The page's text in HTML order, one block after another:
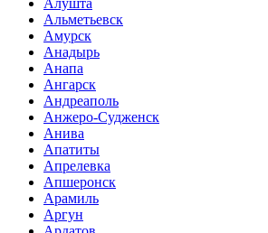
Альметьевск
Амурск
Анадырь
Анапа
Ангарск
Андреаполь
Анжеро-Судженск
Анива
Апатиты
Апрелевка
Апшеронск
Арамиль
Аргун